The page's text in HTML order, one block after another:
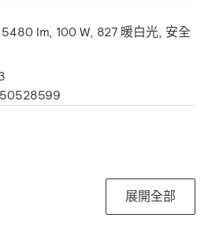
lm, 100 W, 827 暖白光, 安全
展開全部